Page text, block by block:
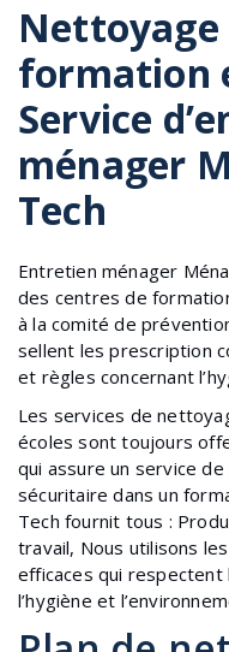
Nettoyage
formation
Service
ménager
Tech
Entretien ménager
des centres de
à la comité de
sellent les prescription
et règles concernant
Les services de
écoles sont toujours
qui assure un service
sécuritaire dans un
Tech fournit tous :
travail, Nous utilisons
efficaces qui
l’hygiène et